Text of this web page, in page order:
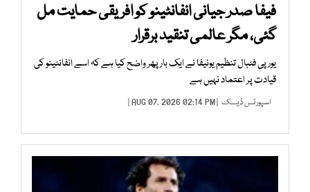
فیفا صدر جیانی انفانٹینو کو افریقی حمایت مل
گئی، مگر عالمی تنقید برقرار
یورپی فٹبال تنظیم یوئیفا نے ایک بار پھر واضح کیا ہے کہ اسے انفانٹینو کی
قیادت پر اعتماد نہیں ہے
اسپورٹس ڈیسک | AUG 07, 2026 02:14 PM |